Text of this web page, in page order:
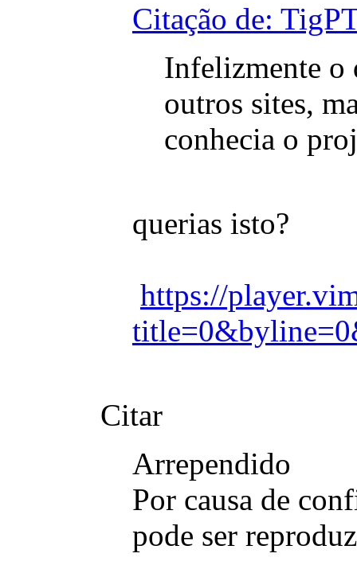
Citação de:
Infelizmente o
outros sites,
conhecia o
querias isto?
https://
Citar
Arrependido
Por causa de
pode ser